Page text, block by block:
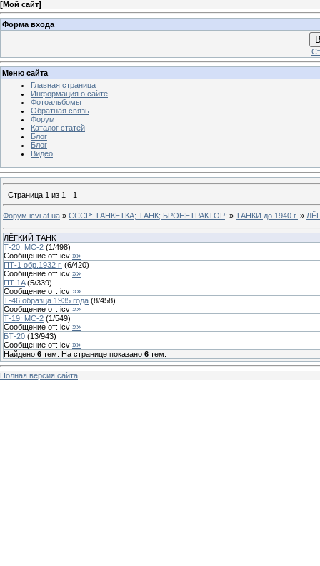
[Мой сайт]
Форма входа
Меню сайта
Главная страница
Информация о сайте
Фотоальбомы
Обратная связь
Форум
Каталог статей
Блог
Блог
Видео
Страница 1 из 1 1
Форум icvi.at.ua » СССР: ТАНКЕТКА; ТАНК; БРОНЕТРАКТОР; » ТАНКИ до 1940 г. »
ЛЁГКИЙ ТАНК
Т-20; МС-2 (1/498)
Сообщение от: icv »»
ПТ-1 обр.1932 г. (6/420)
Сообщение от: icv »»
ПT-1A (5/339)
Сообщение от: icv »»
Т-46 образца 1935 года (8/458)
Сообщение от: icv »»
Т-19: МС-2 (1/549)
Сообщение от: icv »»
БТ-20 (13/943)
Сообщение от: icv »»
Найдено 6 тем. На странице показано 6 тем.
Полная версия сайта